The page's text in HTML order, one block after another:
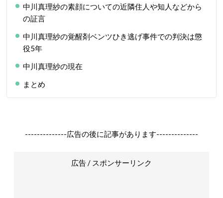
中川真理紗の素顔についての近隣住人や知人などから
の証言
中川真理紗の覚醒剤ベンツひき逃げ事件での判決は懲
役5年
中川真理紗の現在
まとめ
--------------広告の後に記事があります--------------
広告 / スポンサーリンク